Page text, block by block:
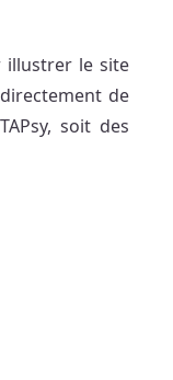
illustrer le site
de
soit des